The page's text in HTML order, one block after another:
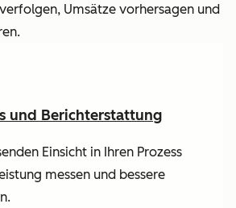
Umsätze vorhersagen und
und Berichterstattung
Einsicht in Ihren Prozess
messen und bessere